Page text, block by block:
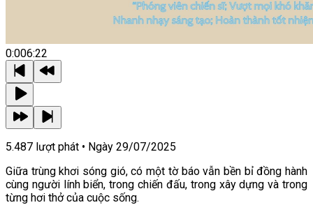
0:006:22
5.487 lượt phát • Ngày 29/07/2025
Giữa trùng khơi sóng gió, có một tờ báo vẫn bền bỉ đồng hành
cùng người lính biển, trong chiến đấu, trong xây dựng và trong
từng hơi thở của cuộc sống.